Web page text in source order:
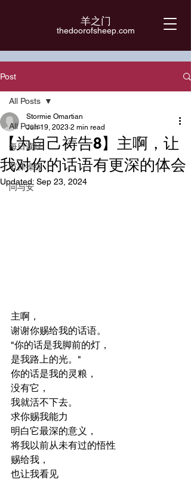
羊之门
​thedoorofsheep.com
Post
All Posts
每日读经
节律操练
问与安
All Posts
【为自己祷告8】主啊，让
我对你的话语有更深的体会
Stormie Omartian
Jun 19, 2023 2 min read
Updated: Sep 23, 2024
主啊，
谢谢你赐给我的话语。
"你的话是我脚前的灯，
是我路上的光。"
你的话是我的灵粮，
没有它，
我就活不下去。
求你赐我能力
明白它最深的意义，
将我以前从未有过的悟性
赐给我，
也让我看见